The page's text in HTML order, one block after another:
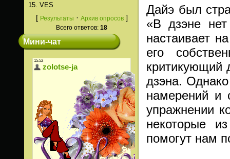
15. VES
[ Результаты · Архив опросов]
Всего ответов: 18
Мини-чат
Дайэ был
«В дзэне
настаивает
его
критикующий
дзэна.
намерений и
упражнении
некоторые
помогут нам